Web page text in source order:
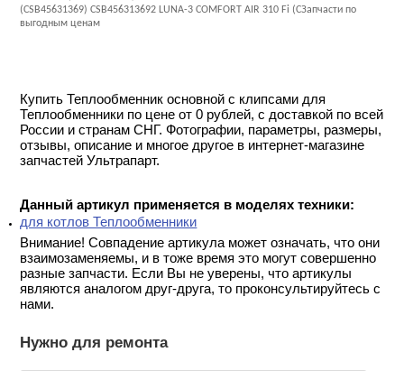
(CSB45631369) CSB456313692 LUNA-3 COMFORT AIR 310 Fi (CЗапчасти по
выгодным ценам
Купить Теплообменник основной с клипсами для
Теплообменники по цене от 0 рублей, с доставкой по всей
России и странам СНГ. Фотографии, параметры, размеры,
отзывы, описание и многое другое в интернет-магазине
запчастей Ультрапарт.
Данный артикул применяется в моделях техники:
для котлов Теплообменники
Внимание! Совпадение артикула может означать, что они
взаимозаменяемы, и в тоже время это могут совершенно
разные запчасти. Если Вы не уверены, что артикулы
являются аналогом друг-друга, то проконсультируйтесь с
нами.
Нужно для ремонта